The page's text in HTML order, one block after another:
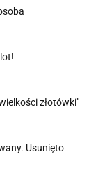
złotówki"
Usunięto